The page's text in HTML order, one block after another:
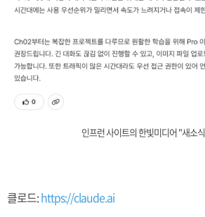
인프런 사이트의 한빛미디어 "새소
클로드:https://claude.ai